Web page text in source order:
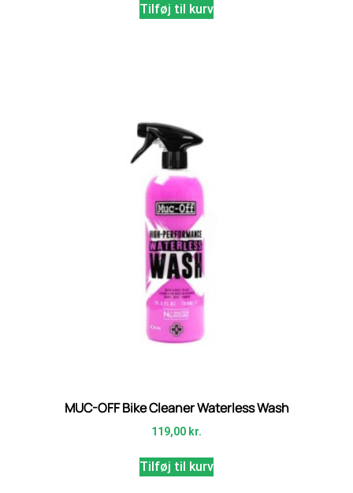
Tilføj til kurv
MUC-OFF Bike Cleaner Waterless Wash
119,00 kr.
Tilføj til kurv